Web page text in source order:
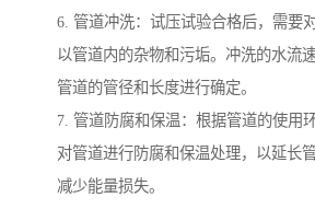
6. 管道冲洗：试压试验合格后，需要
以管道内的杂物和污垢。冲洗的水流
管道的管径和长度进行确定。
7. 管道防腐和保温：根据管道的使用
对管道进行防腐和保温处理，以延长
减少能量损失。